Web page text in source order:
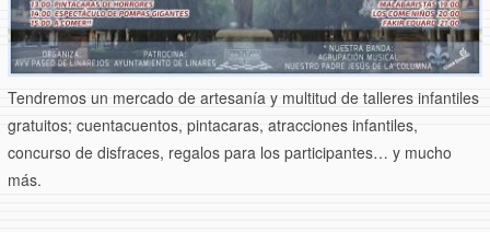
Tendremos un mercado de artesanía y multitud de talleres infantiles
gratuitos; cuentacuentos, pintacaras, atracciones infantiles,
concurso de disfraces, regalos para los participantes… y mucho
más.